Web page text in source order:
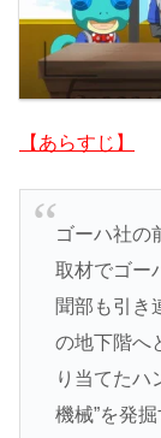
【あらすじ】
ゴーハ社の
取材でゴー
聞部も引き
の地下階へ
り当てたハ
機械”を発